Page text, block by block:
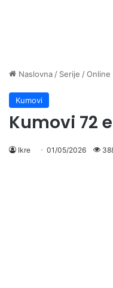
Naslovna / Serije /Online
Kumovi
Kumovi 72
Ikre 01/05/2026